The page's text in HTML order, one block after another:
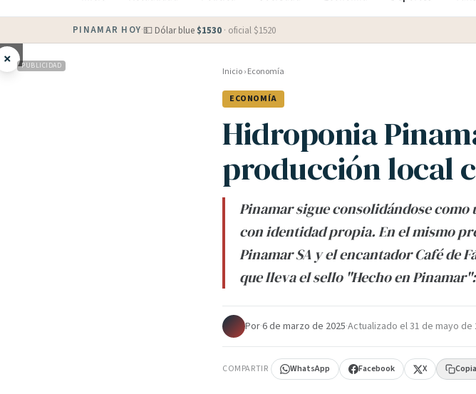
PINAMAR HOY·💵 Dólar blue $1530 · oficial $1520
× PUBLICIDAD Inicio›Economía
ECONOMÍA
Hidroponia
producción local
Pinamar sigue consolidándose
con identidad propia. En el mismo
Pinamar SA y el encantador Café de
que lleva el sello "Hecho en
Por·6 de marzo de 2025·Actualizado el31 de mayo de
COMPARTIR WhatsApp Facebook X